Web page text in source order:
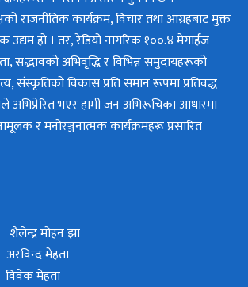
राजनीतिक कार्यक्रम, विचार तथा आग्रहबाट मुक्त
हो । तर, रेडियो नागरिक १००.४ मेगार्हज
सद्भावको अभिवृद्धि र विभिन्न समुदायहरूको
संस्कृतिको विकास प्रति समान रूपमा प्रतिवद्ध
अभिप्रेरित भएर हामी जन अभिरूचिका आधारमा
र मनोरञ्जनात्मक कार्यक्रमहरू प्रसारित
मोहन झा
मेहता
मेहता